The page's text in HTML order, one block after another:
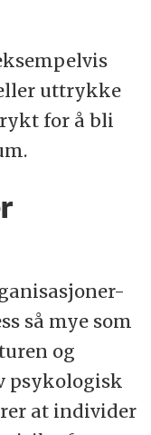
uttrykke
for å bli
så mye som
og
psykologisk
at individer